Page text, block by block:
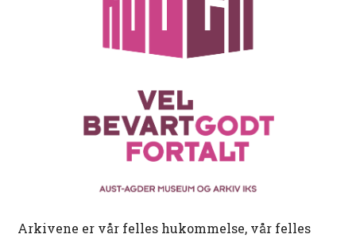
Arkivene er vår felles hukommelse, vår felles